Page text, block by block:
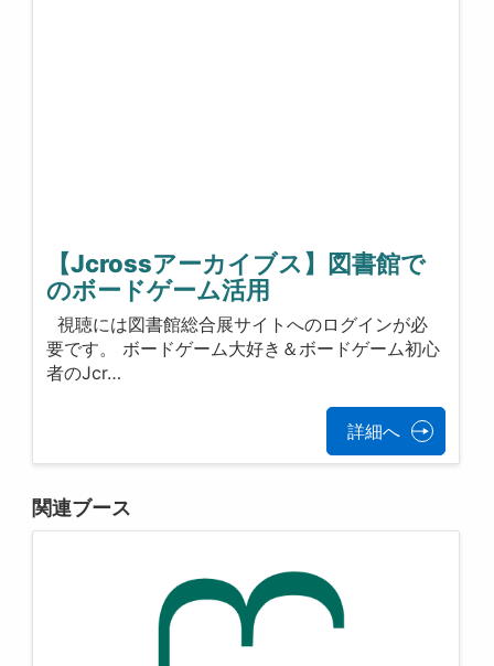
【Jcrossアーカイブス】図書館で
のボードゲーム活用
視聴には図書館総合展サイトへのログインが必
要です。 ボードゲーム大好き＆ボードゲーム初心
者のJcr…
詳細へ
関連ブース